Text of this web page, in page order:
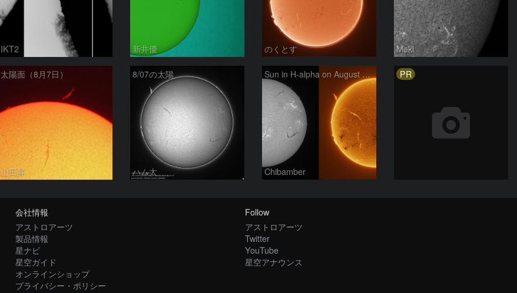
IKT2 新井優 のくとす Maki
太陽面（8月7日）
山田昇
8/07の太陽
ハム太
Sun in H-alpha on August 7, 2026
Chibamber
PR
会社情報
アストロアーツ
製品情報
星ナビ
星空ガイド
オンラインショップ
プライバシー・ポリシー
Follow
アストロアーツ
Twitter
YouTube
星空アナウンス